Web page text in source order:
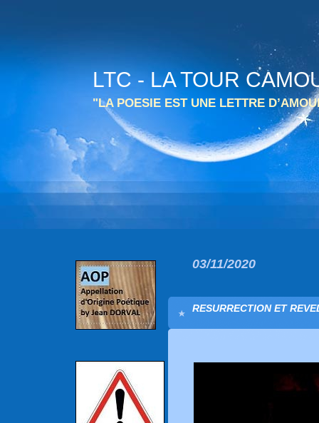
LTC - LA TOUR
"LA POESIE EST UNE LETTRE
03/11/2020
RESURRECTION ET